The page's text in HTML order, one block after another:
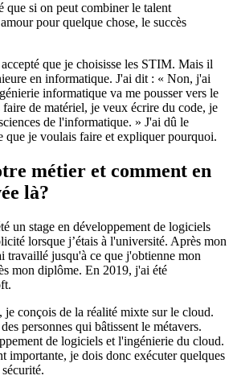
que si on peut combiner le talent
pour quelque chose, le succès
que je choisisse les STIM. Mais il
en informatique. J'ai dit : « Non, j'ai
informatique va me pousser vers le
de matériel, je veux écrire du code, je
de l'informatique. » J'ai dû le
que je voulais faire et expliquer pourquoi.
métier et comment en
là?
un stage en développement de logiciels
lorsque j’étais à l'université. Après mon
travaillé jusqu'à ce que j'obtienne mon
mon diplôme. En 2019, j'ai été
conçois de la réalité mixte sur le cloud.
personnes qui bâtissent le métavers.
de logiciels et l'ingénierie du cloud.
importante, je dois donc exécuter quelques